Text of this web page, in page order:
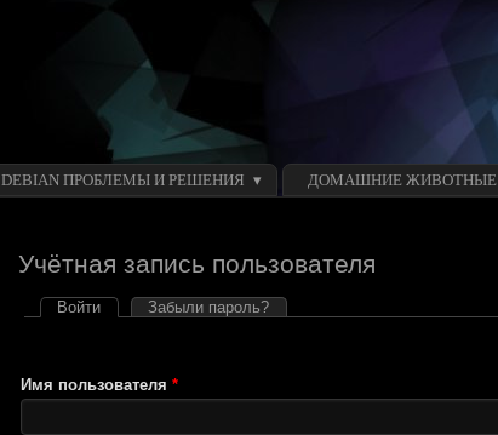
DEBIAN ПРОБЛЕМЫ И РЕШЕНИЯ ДОМАШНИЕ ЖИВОТНЫЕ
Учётная запись пользователя
Главные вкладки
Войти (активная вкладка)
Забыли пароль?
Имя пользователя*